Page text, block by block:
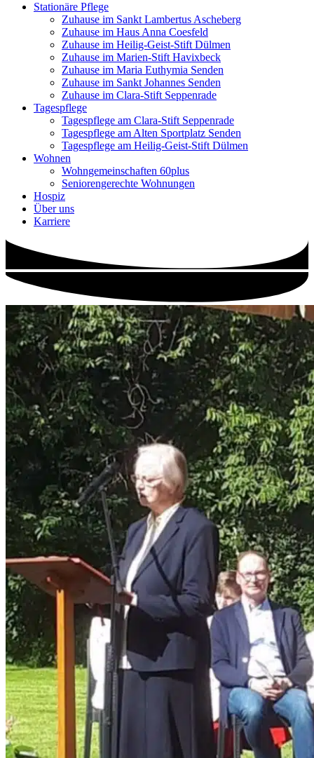
Stationäre Pflege
Zuhause im Sankt Lambertus Ascheberg
Zuhause im Haus Anna Coesfeld
Zuhause im Heilig-Geist-Stift Dülmen
Zuhause im Marien-Stift Havixbeck
Zuhause im Maria Euthymia Senden
Zuhause im Sankt Johannes Senden
Zuhause im Clara-Stift Seppenrade
Tagespflege
Tagespflege am Clara-Stift Seppenrade
Tagespflege am Alten Sportplatz Senden
Tagespflege am Heilig-Geist-Stift Dülmen
Wohnen
Wohngemeinschaften 60plus
Seniorengerechte Wohnungen
Hospiz
Über uns
Karriere